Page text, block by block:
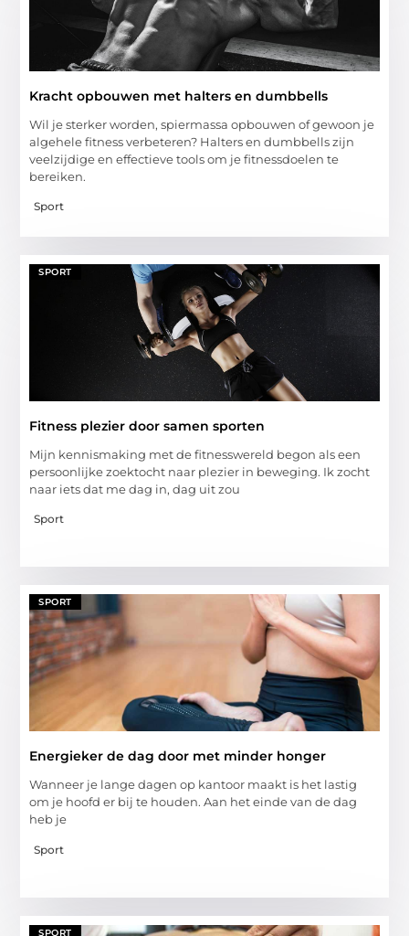
Kracht opbouwen met halters en dumbbells
Wil je sterker worden, spiermassa opbouwen of gewoon je
algehele fitness verbeteren? Halters en dumbbells zijn
veelzijdige en effectieve tools om je fitnessdoelen te
bereiken.
Sport
SPORT
Fitness plezier door samen sporten
Mijn kennismaking met de fitnesswereld begon als een
persoonlijke zoektocht naar plezier in beweging. Ik zocht
naar iets dat me dag in, dag uit zou
Sport
SPORT
Energieker de dag door met minder honger
Wanneer je lange dagen op kantoor maakt is het lastig
om je hoofd er bij te houden. Aan het einde van de dag
heb je
Sport
SPORT